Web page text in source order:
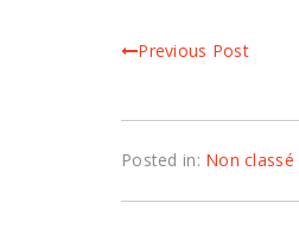
Previous Post
Posted in: Non classé